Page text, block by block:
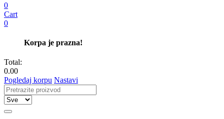
0
Cart
0
Korpa je prazna!
Total:
0.00
Pogledaj korpu Nastavi